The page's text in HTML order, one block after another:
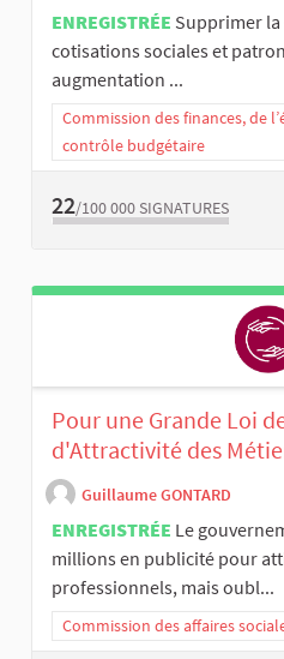
ENREGISTRÉE Supprimer la
cotisations sociales et
augmentation ...
Commission des finances, de
contrôle budgétaire
22/100 000 SIGNATURES
Pour une Grande Loi
d'Attractivité des
Guillaume GONTARD
ENREGISTRÉE Le
millions en publicité pour
professionnels, mais oubl...
Commission des affaires